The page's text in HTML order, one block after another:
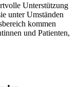
Unterstützung
unter Umständen
kommen
und Patienten,